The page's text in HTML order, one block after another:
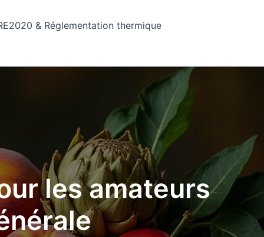
& Réglementation thermique
les amateurs